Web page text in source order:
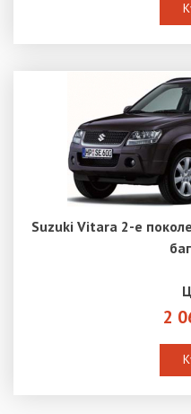
Suzuki Vitara 2-е
2